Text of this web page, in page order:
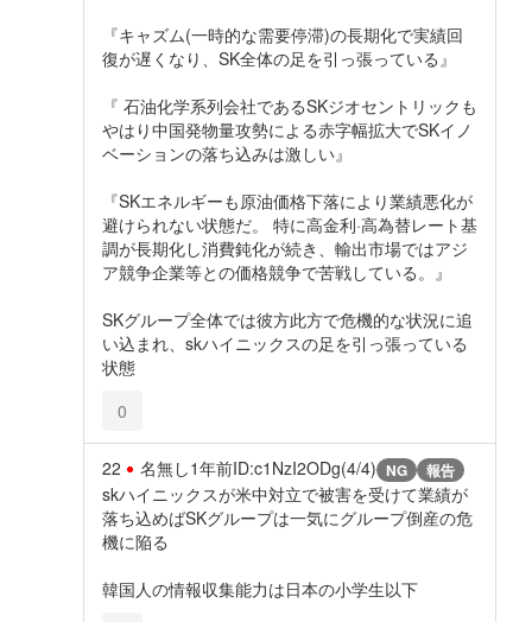
『キャズム(一時的な需要停滞)の長期化で実績回
復が遅くなり、SK全体の足を引っ張っている』
『 石油化学系列会社であるSKジオセントリックも
やはり中国発物量攻勢による赤字幅拡大でSKイノ
ベーションの落ち込みは激しい』
『SKエネルギーも原油価格下落により業績悪化が
避けられない状態だ。 特に高金利·高為替レート基
調が長期化し消費鈍化が続き、輸出市場ではアジ
ア競争企業等との価格競争で苦戦している。』
SKグループ全体では彼方此方で危機的な状況に追
い込まれ、skハイニックスの足を引っ張っている
状態
0
22 名無し1年前ID:c1NzI2ODg(4/4) NG 報告
skハイニックスが米中対立で被害を受けて業績が
落ち込めばSKグループは一気にグループ倒産の危
機に陥る
韓国人の情報収集能力は日本の小学生以下